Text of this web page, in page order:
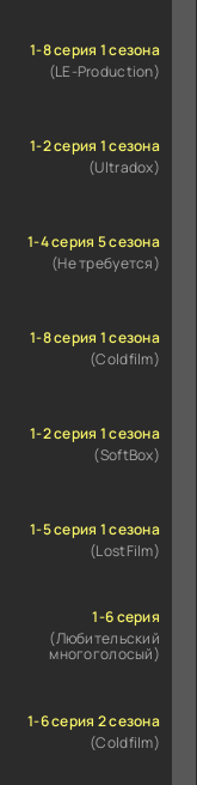
1-8 серия 1 сезона
(LE-Production)
1-2 серия 1 сезона
(Ultradox)
1-4 серия 5 сезона
(Не требуется)
1-8 серия 1 сезона
(Coldfilm)
1-2 серия 1 сезона
(SoftBox)
1-5 серия 1 сезона
(LostFilm)
1-6 серия
(Любительский
многоголосый)
1-6 серия 2 сезона
(Coldfilm)